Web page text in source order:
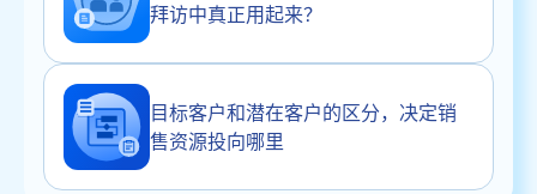
拜访中真正用起来？
目标客户和潜在客户的区分，决定销
售资源投向哪里